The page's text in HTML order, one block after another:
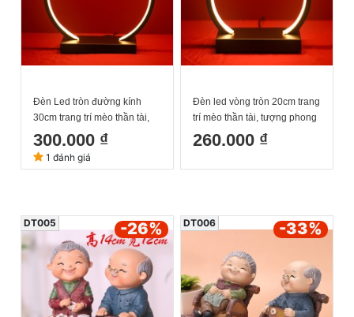
Đèn Led tròn đường kính
30cm trang trí mèo thần tài,
tượng phong thuỷ
300.000 ₫
1 đánh giá
Đèn led vòng tròn 20cm trang
trí mèo thần tài, tượng phong
thuỷ
260.000 ₫
DT005 -26% DT006 -33%